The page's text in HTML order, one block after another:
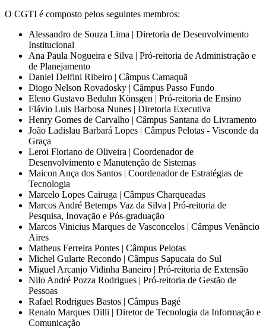
O CGTI é composto pelos seguintes membros:
Alessandro de Souza Lima | Diretoria de Desenvolvimento
Institucional
Ana Paula Nogueira e Silva | Pró-reitoria de Administração e
de Planejamento
Daniel Delfini Ribeiro | Câmpus Camaquã
Diogo Nelson Rovadosky | Câmpus Passo Fundo
Eleno Gustavo Beduhn Könsgen | Pró-reitoria de Ensino
Flávio Luis Barbosa Nunes | Diretoria Executiva
Henry Gomes de Carvalho | Câmpus Santana do Livramento
João Ladislau Barbará Lopes | Câmpus Pelotas - Visconde da
Graça
Leroi Floriano de Oliveira | Coordenador de
Desenvolvimento e Manutenção de Sistemas
Maicon Ança dos Santos | Coordenador de Estratégias de
Tecnologia
Marcelo Lopes Cairuga | Câmpus Charqueadas
Marcos André Betemps Vaz da Silva | Pró-reitoria de
Pesquisa, Inovação e Pós-graduação
Marcos Vinicius Marques de Vasconcelos | Câmpus Venâncio
Aires
Matheus Ferreira Pontes | Câmpus Pelotas
Michel Gularte Recondo | Câmpus Sapucaia do Sul
Miguel Arcanjo Vidinha Baneiro | Pró-reitoria de Extensão
Nilo André Pozza Rodrigues | Pró-reitoria de Gestão de
Pessoas
Rafael Rodrigues Bastos | Câmpus Bagé
Renato Marques Dilli | Diretor de Tecnologia da Informação e
Comunicação